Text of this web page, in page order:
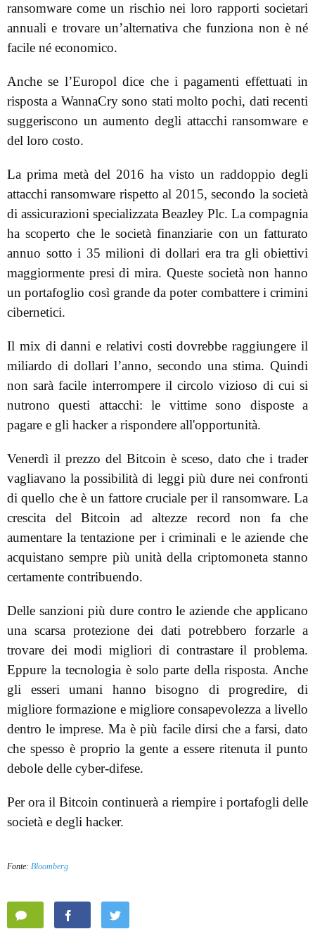
ransomware come un rischio nei loro rapporti societari
annuali e trovare un’alternativa che funziona non è né
facile né economico.
Anche se l’Europol dice che i pagamenti effettuati in
risposta a WannaCry sono stati molto pochi, dati recenti
suggeriscono un aumento degli attacchi ransomware e
del loro costo.
La prima metà del 2016 ha visto un raddoppio degli
attacchi ransomware rispetto al 2015, secondo la società
di assicurazioni specializzata Beazley Plc. La compagnia
ha scoperto che le società finanziarie con un fatturato
annuo sotto i 35 milioni di dollari era tra gli obiettivi
maggiormente presi di mira. Queste società non hanno
un portafoglio così grande da poter combattere i crimini
cibernetici.
Il mix di danni e relativi costi dovrebbe raggiungere il
miliardo di dollari l’anno, secondo una stima. Quindi
non sarà facile interrompere il circolo vizioso di cui si
nutrono questi attacchi: le vittime sono disposte a
pagare e gli hacker a rispondere all'opportunità.
Venerdì il prezzo del Bitcoin è sceso, dato che i trader
vagliavano la possibilità di leggi più dure nei confronti
di quello che è un fattore cruciale per il ransomware. La
crescita del Bitcoin ad altezze record non fa che
aumentare la tentazione per i criminali e le aziende che
acquistano sempre più unità della criptomoneta stanno
certamente contribuendo.
Delle sanzioni più dure contro le aziende che applicano
una scarsa protezione dei dati potrebbero forzarle a
trovare dei modi migliori di contrastare il problema.
Eppure la tecnologia è solo parte della risposta. Anche
gli esseri umani hanno bisogno di progredire, di
migliore formazione e migliore consapevolezza a livello
dentro le imprese. Ma è più facile dirsi che a farsi, dato
che spesso è proprio la gente a essere ritenuta il punto
debole delle cyber-difese.
Per ora il Bitcoin continuerà a riempire i portafogli delle
società e degli hacker.
Fonte: Bloomberg